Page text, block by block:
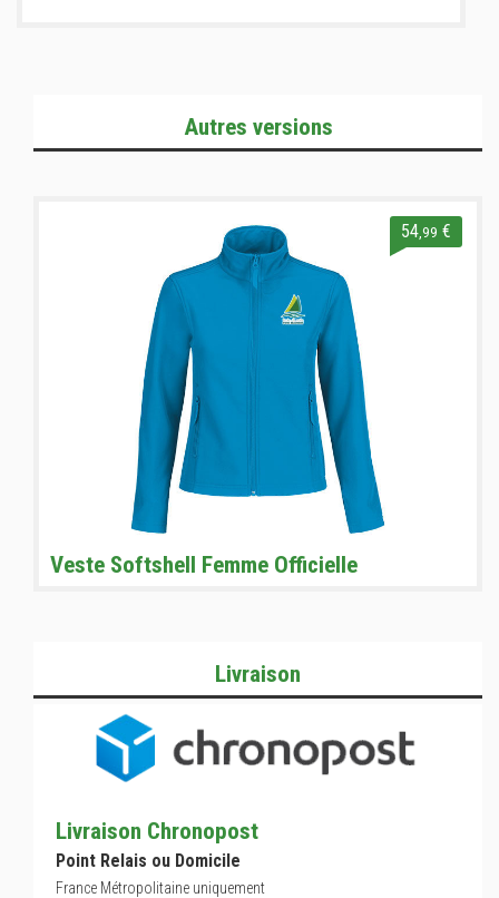
Autres versions
54 ,99 €
Veste Softshell Femme Officielle
Livraison
Livraison Chronopost
Point Relais ou Domicile
France Métropolitaine uniquement